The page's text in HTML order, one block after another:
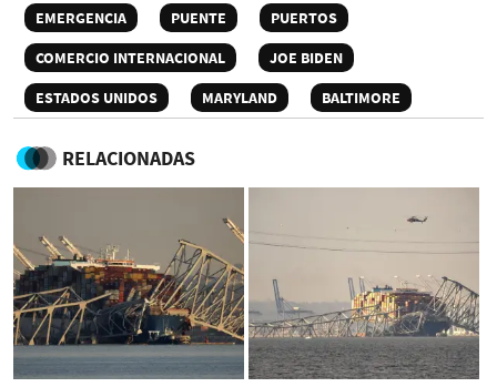
EMERGENCIA PUENTE
PUERTOS
COMERCIO INTERNACIONAL
JOE BIDEN
ESTADOS UNIDOS
MARYLAND BALTIMORE
RELACIONADAS